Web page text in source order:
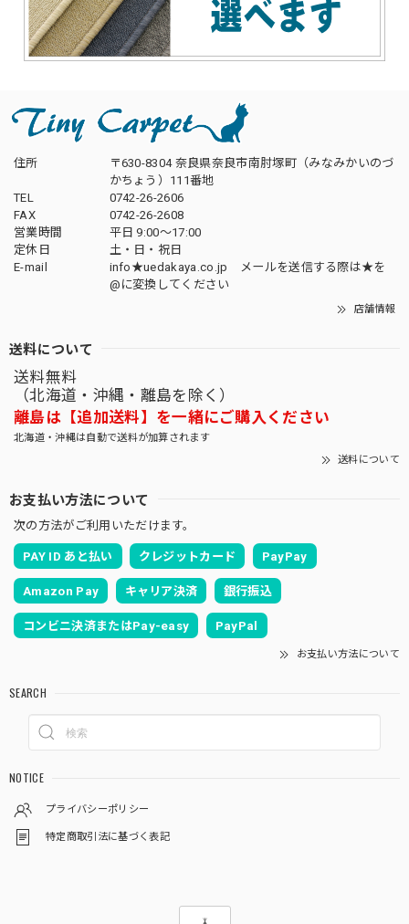
住所
〒630-8304 奈良県奈良市南肘塚町（みなみかいのづ
かちょう）111番地
TEL
0742-26-2606
FAX
0742-26-2608
営業時間
平日 9:00～17:00
定休日
土・日・祝日
E-mail
info★uedakaya.co.jp メールを送信する際は★を
@に変換してください
店舗情報
送料について
送料無料
（北海道・沖縄・離島を除く）
離島は【追加送料】を一緒にご購入ください
北海道・沖縄は自動で送料が加算されます
送料について
お支払い方法について
次の方法がご利用いただけます。
PAY ID あと払い クレジットカード PayPay
Amazon Pay キャリア決済 銀行振込
コンビニ決済またはPay-easy PayPal
お支払い方法について
SEARCH
NOTICE
プライバシーポリシー
特定商取引法に基づく表記